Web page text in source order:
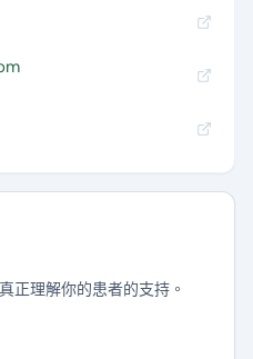
正理解你的患者的支持。